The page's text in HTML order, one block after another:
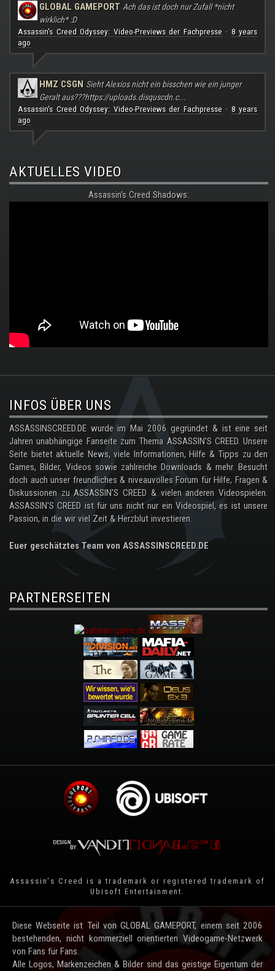
GLOBAL GAMEPORT Ach das ist doch nur Zufall *nicht
wirklich* :D
Assassin's Creed Odyssey: Video-Previews der Fachpresse· 8 years
ago
HMZ CSGN Sieht Alexios nicht ein bisschen wie ein junger
Geralt aus???https://uploads.disquscdn.c...
Assassin's Creed Odyssey: Video-Previews der Fachpresse· 8 years
ago
AKTUELLES VIDEO
Assassin's Creed Shadows:
.
INFOS ÜBER UNS
ASSASSINSCREED.DE wurde im Mai 2006 gegründet & ist eine seit
Jahren unabhängige Fanseite zum Thema ASSASSIN'S CREED. Unsere
Seite bietet aktuelle News, viele Informationen, Hilfe & Tipps zu den
Games, Bilder, Videos sowie zahlreiche Downloads & mehr. Besucht
doch auch unser freundliches & niveauvolles Forum für Hilfe, Fragen &
Diskussionen zu ASSASSIN'S CREED & vielen anderen Videospielen.
ASSASSIN'S CREED ist für uns nicht nur ein Videospiel, es ist unsere
Passion, in die wir viel Zeit & Herzblut investieren.
Euer geschätztes Team von ASSASSINSCREED.DE
PARTNERSEITEN
Assassin's Creed is a trademark or registered trademark of
Ubisoft Entertainment
Diese Webseite ist Teil von GLOBAL GAMEPORT, einem seit 2006
bestehenden, nicht kommerziell orientierten Videogame-Netzwerk
von Fans für Fans.
Alle Logos, Markenzeichen & Bilder sind das geistige Eigentum der